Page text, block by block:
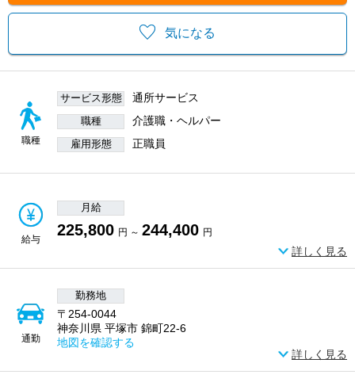
気になる
職種
サービス形態 通所サービス
職種 介護職・ヘルパー
雇用形態 正職員
給与
月給
225,800 円 ～ 244,400 円
詳しく見る
通勤
勤務地
〒254-0044
神奈川県 平塚市 錦町22-6
地図を確認する
詳しく見る